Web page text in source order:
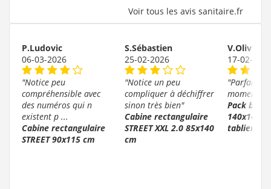
Voir tous les avis sanitaire.fr
P.Ludovic
06-03-2026
"Notice peu
compréhensible avec
des numéros qui n
existent p ...
Cabine rectangulaire
STREET 90x115 cm
S.Sébastien
25-02-2026
"Notice un peu
compliquer à déchiffrer
sinon très bien"
Cabine rectangulaire
STREET XXL 2.0 85x140
cm
V.Olivier
17-02-
"Parfait
moment"
Pack
140x140
tablier